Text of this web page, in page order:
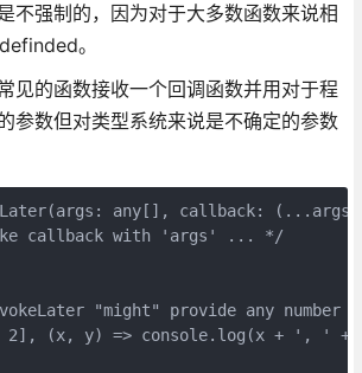
不强制的，因为对于大多数函数来说相
。
见的函数接收一个回调函数并用对于程
参数但对类型系统来说是不确定的参数
any[], callback:
callback with 'args' ... */
"might" provide any number
2], (x, y) => console.log(x + ', ' +